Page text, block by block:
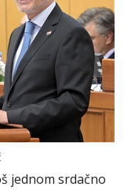
jednom srdačno